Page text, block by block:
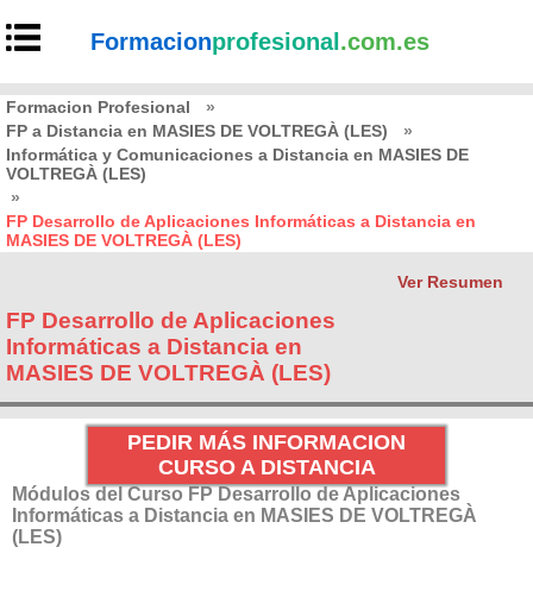
Formacionprofesional .com.es
Formacion Profesional
»
FP a Distancia en MASIES DE VOLTREGÀ (LES)
»
Informática y Comunicaciones a Distancia en MASIES DE
VOLTREGÀ (LES)
»
FP Desarrollo de Aplicaciones Informáticas a Distancia en
MASIES DE VOLTREGÀ (LES)
Ver Resumen
FP Desarrollo de Aplicaciones
Informáticas a Distancia en
MASIES DE VOLTREGÀ (LES)
PEDIR MÁS INFORMACION
CURSO A DISTANCIA
Módulos del Curso FP Desarrollo de Aplicaciones
Informáticas a Distancia en MASIES DE VOLTREGÀ
(LES)